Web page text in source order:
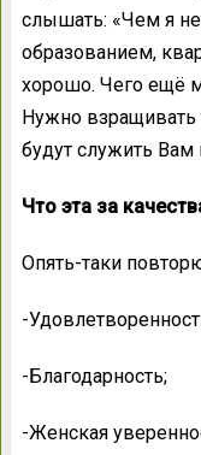
слышать: «Чем я
образованием,
хорошо. Чего ещё
Нужно взращивать
будут служить
Что эта за
Опять-таки
-
-Благодарность;
-Женская